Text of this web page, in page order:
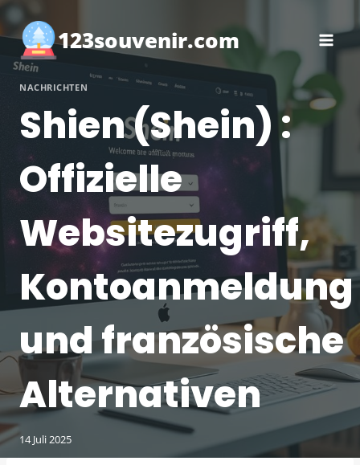
Zum
Inhalt
springen 123souvenir.com
NACHRICHTEN
Shien (Shein) :
Offizielle
Websitezugriff,
Kontoanmeldung
und französische
Alternativen
14 Juli 2025